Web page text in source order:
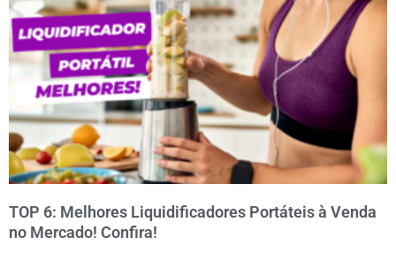
TOP 6: Melhores Liquidificadores Portáteis à Venda
no Mercado! Confira!